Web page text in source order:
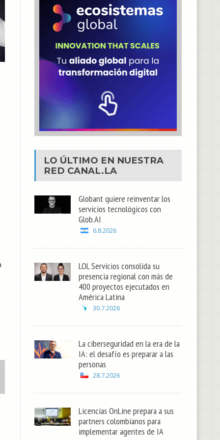
LO ÚLTIMO EN NUESTRA
RED CANAL.LA
Globant quiere reinventar los
servicios tecnológicos con
Glob.AI
6.8.2026
LOL Servicios consolida su
presencia regional con más de
400 proyectos ejecutados en
América Latina
30.7.2026
La ciberseguridad en la era de la
IA: el desafío es preparar a las
personas
28.7.2026
Licencias OnLine prepara a sus
partners colombianos para
implementar agentes de IA